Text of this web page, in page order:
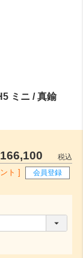
ミニ / 真鍮
166,100
税込
ト ] 会員登録